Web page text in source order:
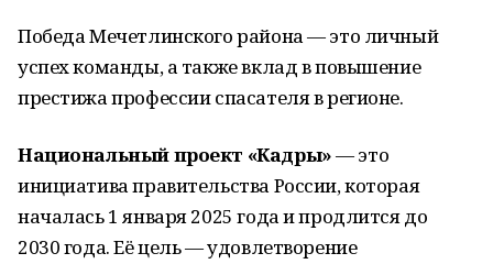
Победа Мечетлинского района — это личный
успех команды, а также вклад в повышение
престижа профессии спасателя в регионе.
Национальный проект «Кадры»— это
инициатива правительства России, которая
началась 1 января 2025 года и продлится до
2030 года. Её цель — удовлетворение